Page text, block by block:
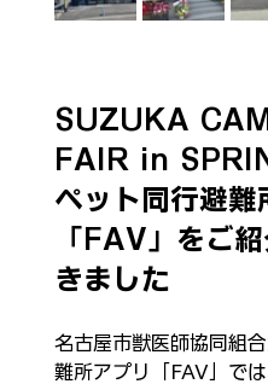
SUZUKA
FAIR in
ペット同行避難
「FAV」をご
きました
名古屋市獣医師協同組
難所アプリ「FAV」では